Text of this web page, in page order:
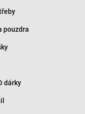
pouzdra
dárky